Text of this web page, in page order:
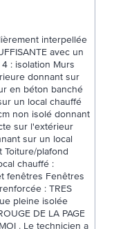
interpellée
avec un
4 : isolation Murs
donnant sur
en béton banché
un local chauffé
non isolé donnant
sur l'extérieur
sur un local
Toiture/plafond
chauffé :
fenêtres Fenêtres
: TRES
pleine isolée
DE LA PAGE
. Le technicien a